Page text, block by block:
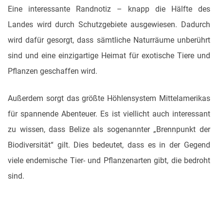
Eine interessante Randnotiz – knapp die Hälfte des
Landes wird durch Schutzgebiete ausgewiesen. Dadurch
wird dafür gesorgt, dass sämtliche Naturräume unberührt
sind und eine einzigartige Heimat für exotische Tiere und
Pflanzen geschaffen wird.
Außerdem sorgt das größte Höhlensystem Mittelamerikas
für spannende Abenteuer. Es ist viellicht auch interessant
zu wissen, dass Belize als sogenannter „Brennpunkt der
Biodiversität“ gilt. Dies bedeutet, dass es in der Gegend
viele endemische Tier- und Pflanzenarten gibt, die bedroht
sind.